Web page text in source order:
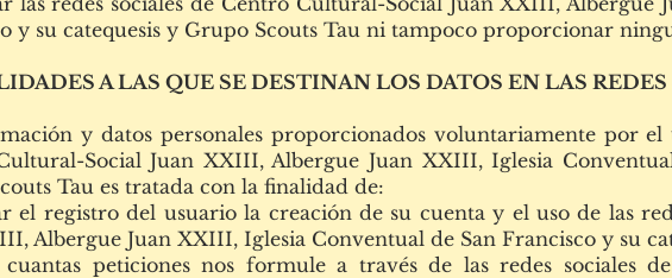
y su catequesis y Grupo Scouts Tau ni tampoco proporcionar
A LAS QUE SE DESTINAN LOS DATOS EN LAS
y datos personales proporcionados voluntariamente por el
Social Juan XXIII, Albergue Juan XXIII, Iglesia
Tau es tratada con la finalidad de:
el registro del usuario la creación de su cuenta y el uso de las
Albergue Juan XXIII, Iglesia Conventual de San Francisco y su
cuantas peticiones nos formule a través de las redes sociales